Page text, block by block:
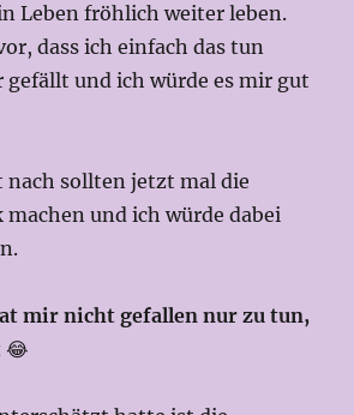
Leben fröhlich weiter leben.
dass ich einfach das tun
gefällt und ich würde es mir gut
nach sollten jetzt mal die
und ich würde dabei
mir nicht gefallen nur zu tun,
😂